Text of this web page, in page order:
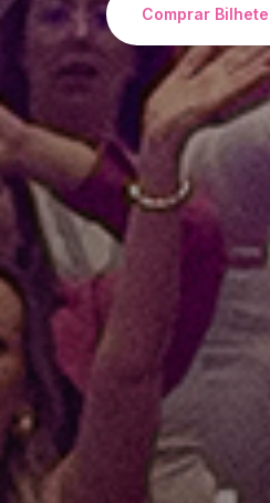
Comprar Bilhete